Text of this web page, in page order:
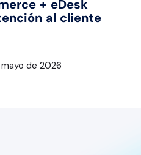
+ eDesk
al cliente
mayo de 2026